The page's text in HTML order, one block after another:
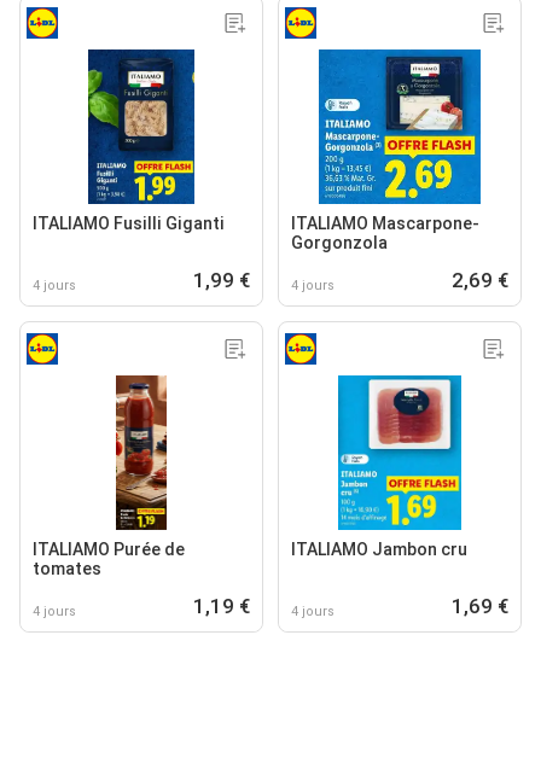
ITALIAMO Fusilli Giganti
4 jours 1,99 €
ITALIAMO Mascarpone-
Gorgonzola
4 jours 2,69 €
ITALIAMO Purée de
tomates
4 jours 1,19 €
ITALIAMO Jambon cru
4 jours 1,69 €